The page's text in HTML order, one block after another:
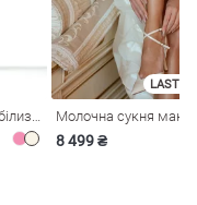
LAST
8 499 ₴